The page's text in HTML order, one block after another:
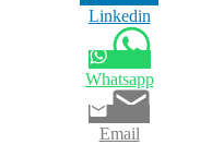
Linkedin
Whatsapp
Email